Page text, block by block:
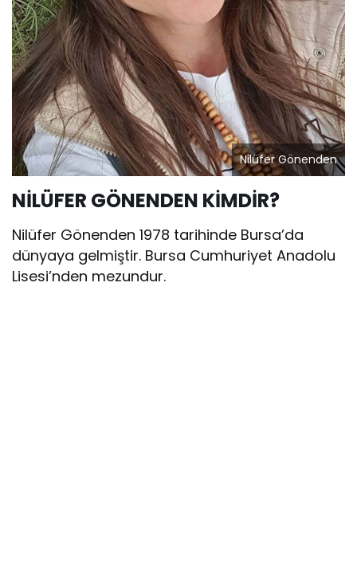
Nilüfer Gönenden
NİLÜFER GÖNENDEN KİMDİR?
Nilüfer Gönenden 1978 tarihinde Bursa’da
dünyaya gelmiştir. Bursa Cumhuriyet Anadolu
Lisesi’nden mezundur.